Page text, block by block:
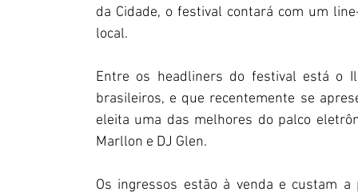
da Cidade, o festival contará com um
local.
Entre os headliners do festival está o
brasileiros, e que recentemente se
eleita uma das melhores do palco
Marllon e DJ Glen.
Os ingressos estão à venda e custam